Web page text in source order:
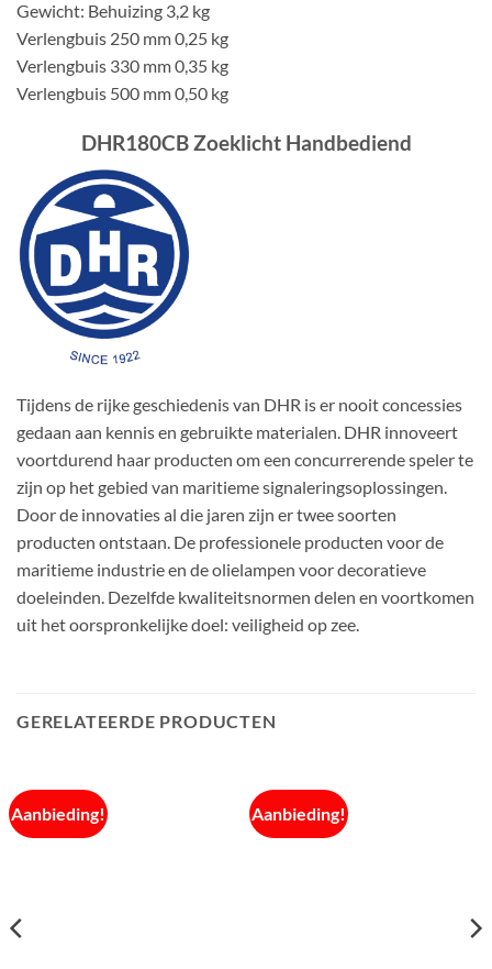
Gewicht: Behuizing 3,2 kg
Verlengbuis 250 mm 0,25 kg
Verlengbuis 330 mm 0,35 kg
Verlengbuis 500 mm 0,50 kg
DHR180CB Zoeklicht Handbediend
Tijdens de rijke geschiedenis van DHR is er nooit concessies
gedaan aan kennis en gebruikte materialen. DHR innoveert
voortdurend haar producten om een ​​concurrerende speler te
zijn op het gebied van maritieme signaleringsoplossingen.
Door de innovaties al die jaren zijn er twee soorten
producten ontstaan. De professionele producten voor de
maritieme industrie en de olielampen voor decoratieve
doeleinden. Dezelfde kwaliteitsnormen delen en voortkomen
uit het oorspronkelijke doel: veiligheid op zee.
GERELATEERDE PRODUCTEN
Aanbieding! Aanbieding!